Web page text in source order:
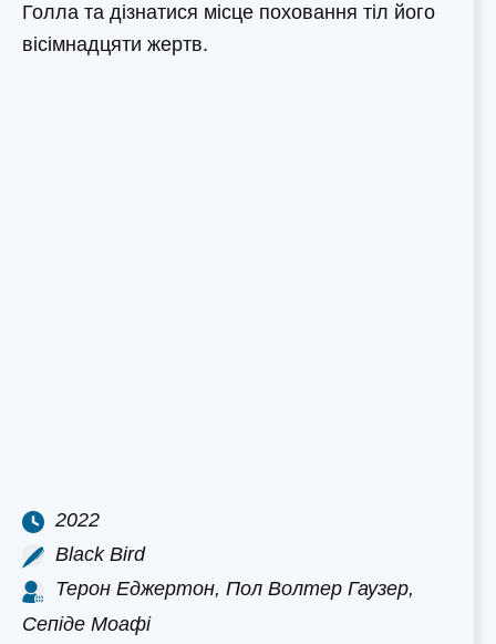
Голла та дізнатися місце поховання тіл його
вісімнадцяти жертв.
2022
Black Bird
Терон Еджертон, Пол Волтер Гаузер,
Сепіде Моафі